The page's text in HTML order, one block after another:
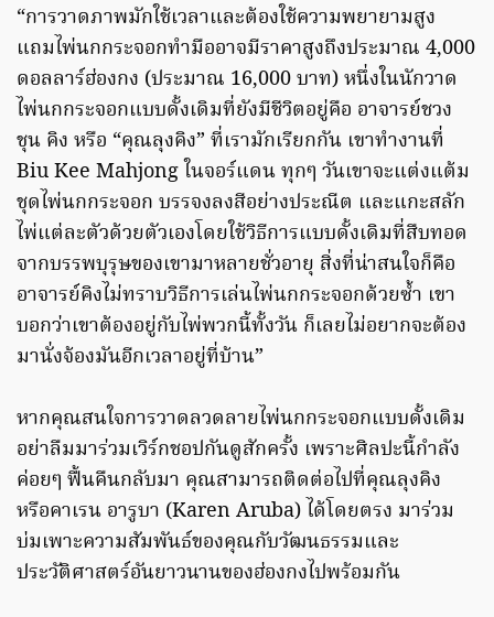
“การวาดภาพมักใช้เวลาและต้องใช้ความพยายามสูง
แถมไพ่นกกระจอกทำมืออาจมีราคาสูงถึงประมาณ 4,000
ดอลลาร์ฮ่องกง (ประมาณ 16,000 บาท) หนึ่งในนักวาด
ไพ่นกกระจอกแบบดั้งเดิมที่ยังมีชีวิตอยู่คือ อาจารย์ชวง
ชุน คิง หรือ “คุณลุงคิง” ที่เรามักเรียกกัน เขาทำงานที่
Biu Kee Mahjong ในจอร์แดน ทุกๆ วันเขาจะแต่งแต้ม
ชุดไพ่นกกระจอก บรรจงลงสีอย่างประณีต และแกะสลัก
ไพ่แต่ละตัวด้วยตัวเองโดยใช้วิธีการแบบดั้งเดิมที่สืบทอด
จากบรรพบุรุษของเขามาหลายชั่วอายุ สิ่งที่น่าสนใจก็คือ
อาจารย์คิงไม่ทราบวิธีการเล่นไพ่นกกระจอกด้วยซ้ำ เขา
บอกว่าเขาต้องอยู่กับไพ่พวกนี้ทั้งวัน ก็เลยไม่อยากจะต้อง
มานั่งจ้องมันอีกเวลาอยู่ที่บ้าน”
หากคุณสนใจการวาดลวดลายไพ่นกกระจอกแบบดั้งเดิม
อย่าลืมมาร่วมเวิร์กชอปกันดูสักครั้ง เพราะศิลปะนี้กำลัง
ค่อยๆ ฟื้นคืนกลับมา คุณสามารถติดต่อไปที่คุณลุงคิง
หรือคาเรน อารูบา (Karen Aruba) ได้โดยตรง มาร่วม
บ่มเพาะความสัมพันธ์ของคุณกับวัฒนธรรมและ
ประวัติศาสตร์อันยาวนานของฮ่องกงไปพร้อมกัน